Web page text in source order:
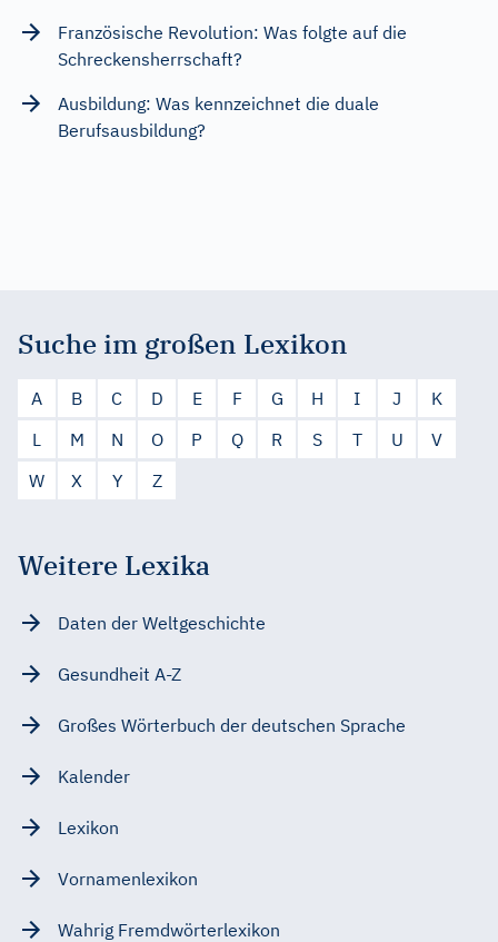
Französische Revolution: Was folgte auf die
Schreckensherrschaft?
Ausbildung: Was kennzeichnet die duale
Berufsausbildung?
Suche im großen Lexikon
A B C D E F G H I J
K
L
M N O P Q R S T U
V
W
X Y Z
Weitere Lexika
Daten der Weltgeschichte
Gesundheit A-Z
Großes Wörterbuch der deutschen Sprache
Kalender
Lexikon
Vornamenlexikon
Wahrig Fremdwörterlexikon